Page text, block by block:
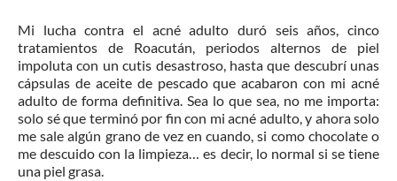
Mi lucha contra el acné adulto duró seis años, cinco
tratamientos de Roacután, periodos alternos de piel
impoluta con un cutis desastroso, hasta que descubrí unas
cápsulas de aceite de pescado que acabaron con mi acné
adulto de forma definitiva. Sea lo que sea, no me importa:
solo sé que terminó por fin con mi acné adulto, y ahora solo
me sale algún grano de vez en cuando, si como chocolate o
me descuido con la limpieza… es decir, lo normal si se tiene
una piel grasa.